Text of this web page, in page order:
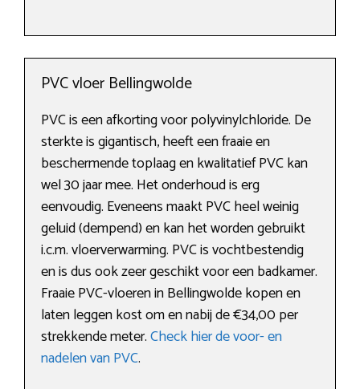
PVC vloer Bellingwolde
PVC is een afkorting voor polyvinylchloride. De
sterkte is gigantisch, heeft een fraaie en
beschermende toplaag en kwalitatief PVC kan
wel 30 jaar mee. Het onderhoud is erg
eenvoudig. Eveneens maakt PVC heel weinig
geluid (dempend) en kan het worden gebruikt
i.c.m. vloerverwarming. PVC is vochtbestendig
en is dus ook zeer geschikt voor een badkamer.
Fraaie PVC-vloeren in Bellingwolde kopen en
laten leggen kost om en nabij de €34,00 per
strekkende meter.Check hier de voor- en
nadelen van PVC.